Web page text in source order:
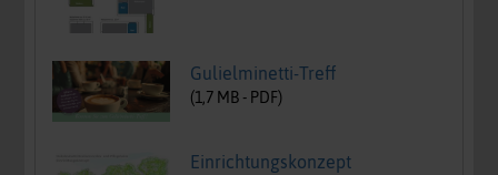
Gulielminetti-Treff
(1,7 MB - PDF)
Einrichtungskonzept